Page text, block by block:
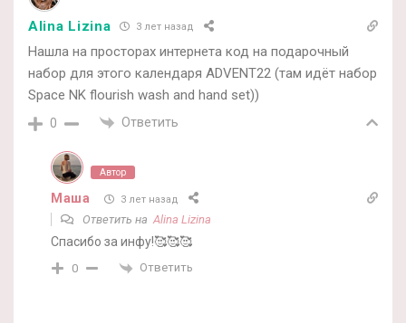
Alina Lizina 3 лет назад
Нашла на просторах интернета код на подарочный
набор для этого календаря ADVENT22 (там идёт набор
Space NK flourish wash and hand set))
0 Ответить
Автор
Маша 3 лет назад
Ответить наAlina Lizina
Спасибо за инфу!🥰🥰🥰
0 Ответить